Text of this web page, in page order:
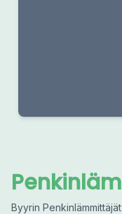
Byyrin